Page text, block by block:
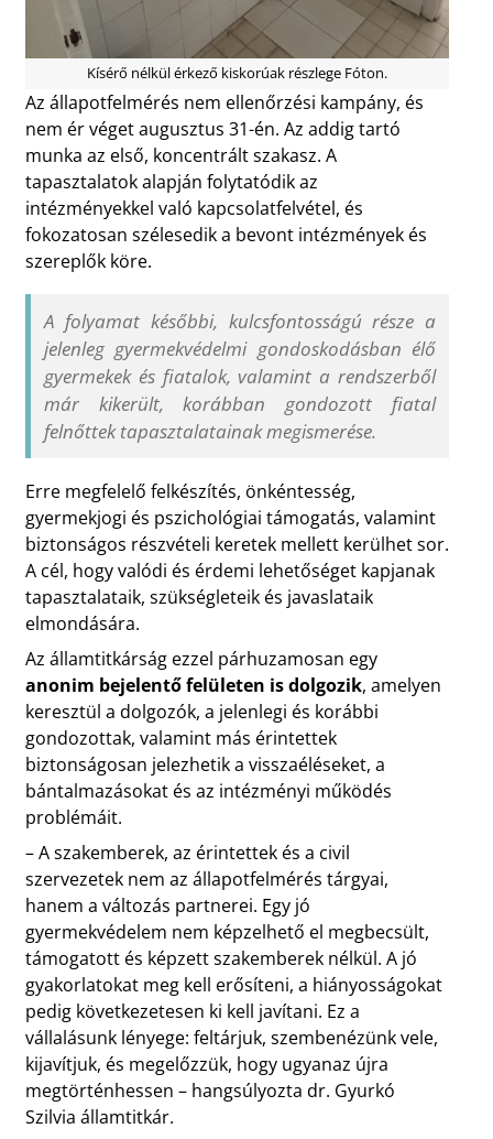
Kísérő nélkül érkező kiskorúak részlege Fóton.
Az állapotfelmérés nem ellenőrzési kampány, és
nem ér véget augusztus 31-én. Az addig tartó
munka az első, koncentrált szakasz. A
tapasztalatok alapján folytatódik az
intézményekkel való kapcsolatfelvétel, és
fokozatosan szélesedik a bevont intézmények és
szereplők köre.
A folyamat későbbi, kulcsfontosságú része a
jelenleg gyermekvédelmi gondoskodásban élő
gyermekek és fiatalok, valamint a rendszerből
már kikerült, korábban gondozott fiatal
felnőttek tapasztalatainak megismerése.
Erre megfelelő felkészítés, önkéntesség,
gyermekjogi és pszichológiai támogatás, valamint
biztonságos részvételi keretek mellett kerülhet sor.
A cél, hogy valódi és érdemi lehetőséget kapjanak
tapasztalataik, szükségleteik és javaslataik
elmondására.
Az államtitkárság ezzel párhuzamosan egy
anonim bejelentő felületen is dolgozik, amelyen
keresztül a dolgozók, a jelenlegi és korábbi
gondozottak, valamint más érintettek
biztonságosan jelezhetik a visszaéléseket, a
bántalmazásokat és az intézményi működés
problémáit.
– A szakemberek, az érintettek és a civil
szervezetek nem az állapotfelmérés tárgyai,
hanem a változás partnerei. Egy jó
gyermekvédelem nem képzelhető el megbecsült,
támogatott és képzett szakemberek nélkül. A jó
gyakorlatokat meg kell erősíteni, a hiányosságokat
pedig következetesen ki kell javítani. Ez a
vállalásunk lényege: feltárjuk, szembenézünk vele,
kijavítjuk, és megelőzzük, hogy ugyanaz újra
megtörténhessen – hangsúlyozta dr. Gyurkó
Szilvia államtitkár.